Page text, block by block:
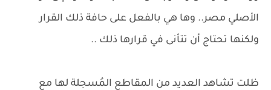
الأصلي مصر.. وها هي بالفعل على حافة ذلك القرار
ولكنها تحتاج أن تتأنى في قرارها ذلك ..
ظلت تشاهد العديد من المقاطع المُسجلة لها مع